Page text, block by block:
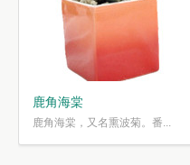
鹿角海棠
鹿角海棠，又名熏波菊。番...